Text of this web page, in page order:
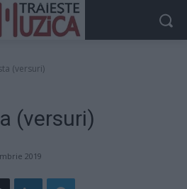
(versuri)
(versuri)
2019